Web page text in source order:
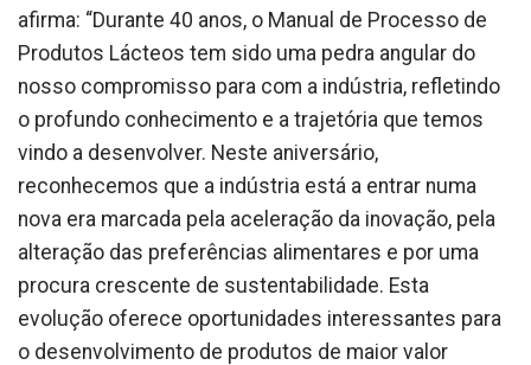
afirma: “Durante 40 anos, o Manual de Processo de
Produtos Lácteos tem sido uma pedra angular do
nosso compromisso para com a indústria, refletindo
o profundo conhecimento e a trajetória que temos
vindo a desenvolver. Neste aniversário,
reconhecemos que a indústria está a entrar numa
nova era marcada pela aceleração da inovação, pela
alteração das preferências alimentares e por uma
procura crescente de sustentabilidade. Esta
evolução oferece oportunidades interessantes para
o desenvolvimento de produtos de maior valor